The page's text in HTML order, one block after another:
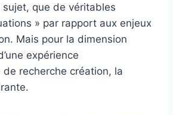
que de véritables
» par rapport aux enjeux
Mais pour la dimension
expérience
de recherche création, la